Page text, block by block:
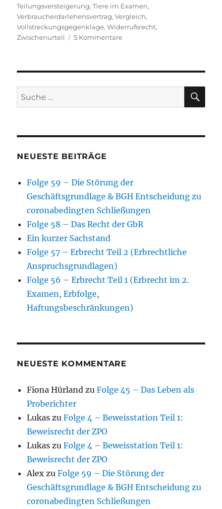
Teilungsversteigerung,Tiere im Examen,
Verbraucherdarlehensvertrag,Vergleich,
Vollstreckungsgegenklage,Widerrufsrecht,
Zwischenurteil
5 Kommentarezu
Suche
nach:
NEUESTE BEITRÄGE
Folge 59 – Die Störung der
Geschäftsgrundlage & BGH Entscheidung zu
coronabedingten Schließungen
Folge 58 – Das Recht der GbR
Ein kurzer Sachstand
Folge 57 – Erbrecht Teil 2 (Erbrechtliche
Anspruchsgrundlagen)
Folge 56 – Erbrecht Teil 1 (Erbrecht im 2.
Examen, Erbfolge,
Haftungsbeschränkungen)
NEUESTE KOMMENTARE
Fiona Hürland zuFolge 45 – Das Leben als
Proberichter
Lukas zuFolge 4 – Beweisstation Teil 1:
Beweisrecht der ZPO
Lukas zuFolge 4 – Beweisstation Teil 1:
Beweisrecht der ZPO
Alex zuFolge 59 – Die Störung der
Geschäftsgrundlage & BGH Entscheidung zu
coronabedingten Schließungen